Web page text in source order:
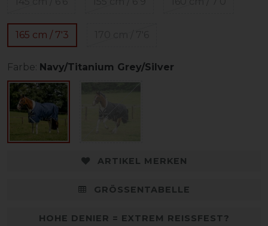
165 cm / 7'3
Farbe: Navy/Titanium Grey/Silver
ARTIKEL MERKEN
GRÖSSENTABELLE
HOHE DENIER = EXTREM REISSFEST?